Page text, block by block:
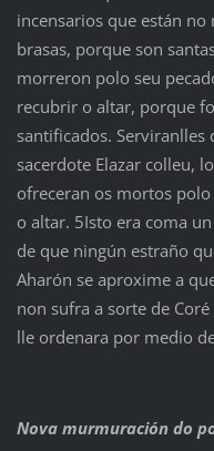
incensarios que están
brasas, porque son
morreron polo seu
recubrir o altar, porque
santificados. Serviranlles
sacerdote Elazar colleu,
ofreceran os mortos
o altar. 5Isto era coma
de que ningún estraño
Aharón se aproxime a
non sufra a sorte de
lle ordenara por medio
Nova murmuración do